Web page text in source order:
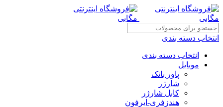
انتخاب دسته بندی
انتخاب دسته بندی
موبایل
پاور بانک
شارژر
کابل شارژر
هندزفری-ایرفون